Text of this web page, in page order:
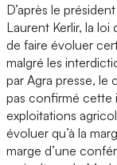
D’après le
Laurent Kerlir, la loi
de faire évoluer
malgré les
par Agra presse, le
pas confirmé cette
exploitations
évoluer qu’à la
marge d’une